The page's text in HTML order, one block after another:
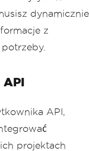
dynamicznie
z
API,
projektach